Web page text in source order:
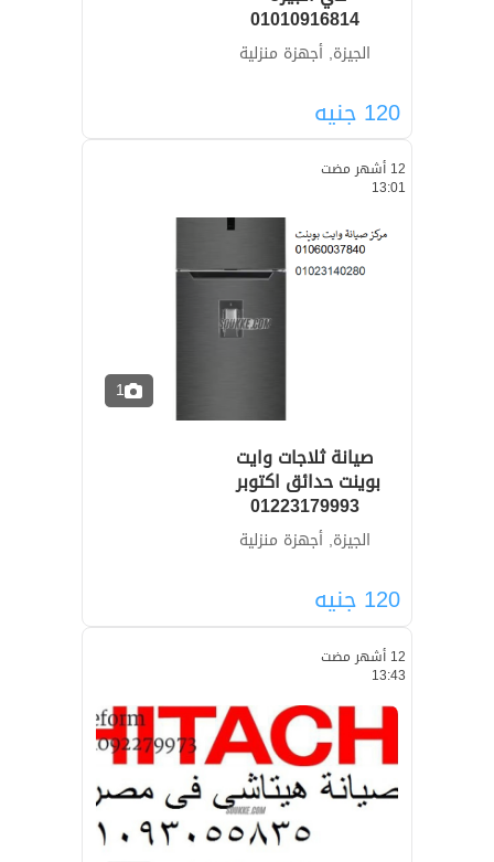
01010916814
الجيزة, أجهزة منزلية
120 جنيه
12 أشهر مضت
13:01
1
صيانة ثلاجات وايت
01223179993
الجيزة, أجهزة منزلية
120 جنيه
12 أشهر مضت
13:43